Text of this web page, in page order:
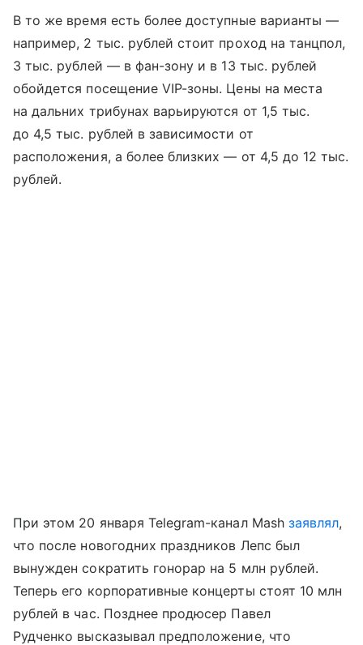
В то же время есть более доступные варианты —
например, 2 тыс. рублей стоит проход на танцпол,
3 тыс. рублей — в фан-зону и в 13 тыс. рублей
обойдется посещение VIP-зоны. Цены на места
на дальних трибунах варьируются от 1,5 тыс.
до 4,5 тыс. рублей в зависимости от
расположения, а более близких — от 4,5 до 12 тыс.
рублей.
При этом 20 января Telegram-канал Mash заявлял,
что после новогодних праздников Лепс был
вынужден сократить гонорар на 5 млн рублей.
Теперь его корпоративные концерты стоят 10 млн
рублей в час. Позднее продюсер Павел
Рудченко высказывал предположение, что